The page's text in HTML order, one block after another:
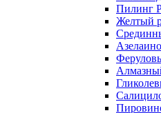
Пилинг
Желтый